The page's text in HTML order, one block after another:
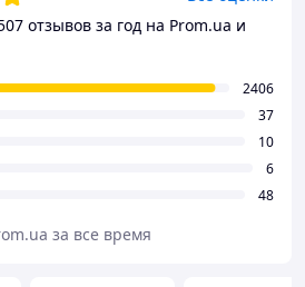
отзывов за год на Prom.ua и
2406
37
10
6
48
за все время